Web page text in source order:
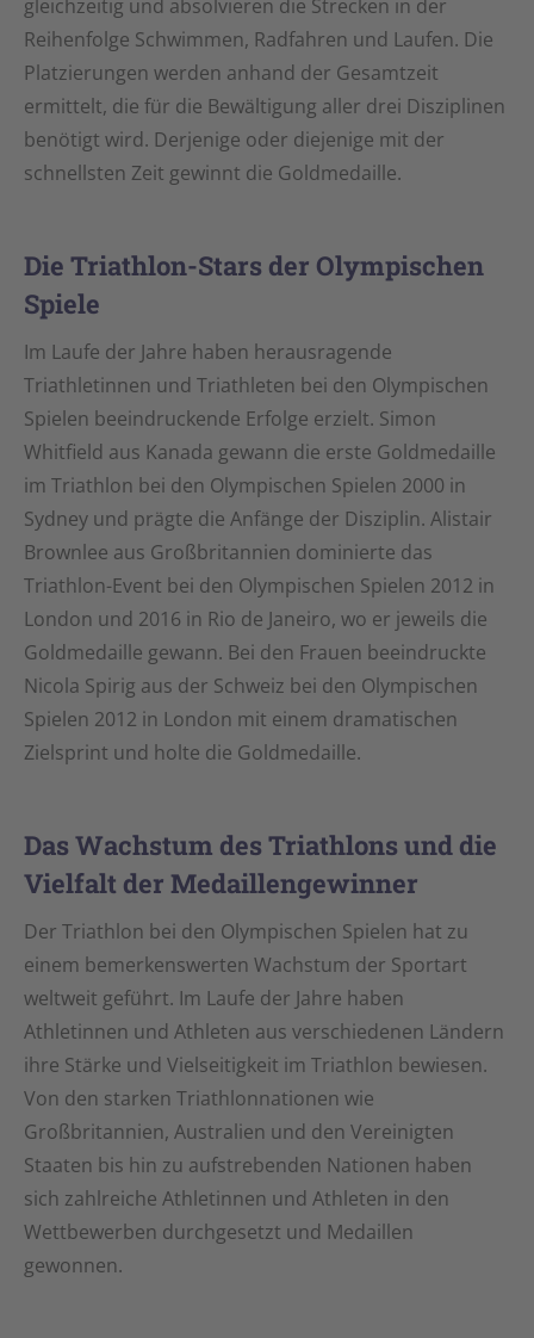
gleichzeitig und absolvieren die Strecken in der
Reihenfolge Schwimmen, Radfahren und Laufen. Die
Platzierungen werden anhand der Gesamtzeit
ermittelt, die für die Bewältigung aller drei Disziplinen
benötigt wird. Derjenige oder diejenige mit der
schnellsten Zeit gewinnt die Goldmedaille.
Die Triathlon-Stars der Olympischen
Spiele
Im Laufe der Jahre haben herausragende
Triathletinnen und Triathleten bei den Olympischen
Spielen beeindruckende Erfolge erzielt. Simon
Whitfield aus Kanada gewann die erste Goldmedaille
im Triathlon bei den Olympischen Spielen 2000 in
Sydney und prägte die Anfänge der Disziplin. Alistair
Brownlee aus Großbritannien dominierte das
Triathlon-Event bei den Olympischen Spielen 2012 in
London und 2016 in Rio de Janeiro, wo er jeweils die
Goldmedaille gewann. Bei den Frauen beeindruckte
Nicola Spirig aus der Schweiz bei den Olympischen
Spielen 2012 in London mit einem dramatischen
Zielsprint und holte die Goldmedaille.
Das Wachstum des Triathlons und die
Vielfalt der Medaillengewinner
Der Triathlon bei den Olympischen Spielen hat zu
einem bemerkenswerten Wachstum der Sportart
weltweit geführt. Im Laufe der Jahre haben
Athletinnen und Athleten aus verschiedenen Ländern
ihre Stärke und Vielseitigkeit im Triathlon bewiesen.
Von den starken Triathlonnationen wie
Großbritannien, Australien und den Vereinigten
Staaten bis hin zu aufstrebenden Nationen haben
sich zahlreiche Athletinnen und Athleten in den
Wettbewerben durchgesetzt und Medaillen
gewonnen.